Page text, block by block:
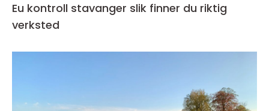
Eu kontroll stavanger slik finner du riktig
verksted